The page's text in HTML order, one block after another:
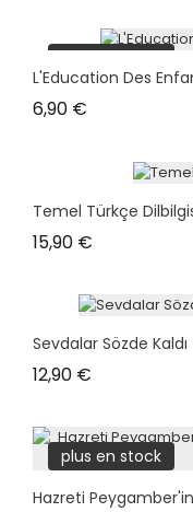
plus en stock
L'Education Des
6,90 €
Temel Türkçe
15,90 €
Sevdalar Sözde
12,90 €
plus en stock
Hazreti